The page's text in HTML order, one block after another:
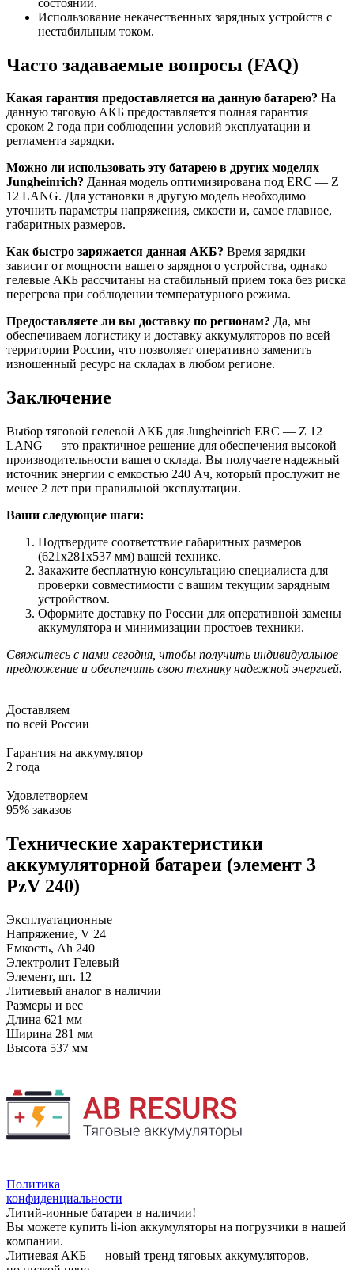
Использование некачественных зарядных устройств с
нестабильным током.
Часто задаваемые вопросы (FAQ)
Какая гарантия предоставляется на данную батарею? На
данную тяговую АКБ предоставляется полная гарантия
сроком 2 года при соблюдении условий эксплуатации и
регламента зарядки.
Можно ли использовать эту батарею в других моделях
Jungheinrich? Данная модель оптимизирована под ERC — Z
12 LANG. Для установки в другую модель необходимо
уточнить параметры напряжения, емкости и, самое главное,
габаритных размеров.
Как быстро заряжается данная АКБ? Время зарядки
зависит от мощности вашего зарядного устройства, однако
гелевые АКБ рассчитаны на стабильный прием тока без риска
перегрева при соблюдении температурного режима.
Предоставляете ли вы доставку по регионам? Да, мы
обеспечиваем логистику и доставку аккумуляторов по всей
территории России, что позволяет оперативно заменить
изношенный ресурс на складах в любом регионе.
Заключение
Выбор тяговой гелевой АКБ для Jungheinrich ERC — Z 12
LANG — это практичное решение для обеспечения высокой
производительности вашего склада. Вы получаете надежный
источник энергии с емкостью 240 Ач, который прослужит не
менее 2 лет при правильной эксплуатации.
Ваши следующие шаги:
Подтвердите соответствие габаритных размеров
(621x281x537 мм) вашей технике.
Закажите бесплатную консультацию специалиста для
проверки совместимости с вашим текущим зарядным
устройством.
Оформите доставку по России для оперативной замены
аккумулятора и минимизации простоев техники.
Свяжитесь с нами сегодня, чтобы получить индивидуальное
предложение и обеспечить свою технику надежной энергией.
Доставляем
по всей России
Гарантия на аккумулятор
2 года
Удовлетворяем
95% заказов
Технические характеристики
аккумуляторной батареи (элемент 3
PzV 240)
Эксплуатационные
Напряжение, V 24
Емкость, Ah 240
Электролит Гелевый
Элемент, шт. 12
Литиевый аналог в наличии
Размеры и вес
Длина 621 мм
Ширина 281 мм
Высота 537 мм
Политика
конфиденциальности
Литий-ионные батареи в наличии!
Вы можете купить li-ion аккумуляторы на погрузчики в нашей
компании.
Литиевая АКБ — новый тренд тяговых аккумуляторов,